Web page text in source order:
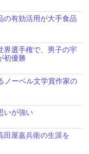
の有効活用が大手食品
界選手権で、男子の宇
初優勝
ノーベル文学賞作家の
いが強い
田屋嘉兵衛の生涯を